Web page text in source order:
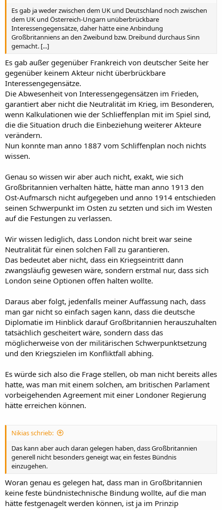
Es gab ja weder zwischen dem UK und Deutschland noch zwischen
dem UK und Österreich-Ungarn unüberbrückbare
Interessengegensätze, daher hätte eine Anbindung
Großbritanniens an den Zweibund bzw. Dreibund durchaus Sinn
gemacht. [...]
Es gab außer gegenüber Frankreich von deutscher Seite her
gegenüber keinem Akteur nicht überbrückbare
Interessengegensätze.
Die Abwesenheit von Interessengegensätzen im Frieden,
garantiert aber nicht die Neutralität im Krieg, im Besonderen,
wenn Kalkulationen wie der Schlieffenplan mit im Spiel sind,
die die Situation druch die Einbeziehung weiterer Akteure
verändern.
Nun konnte man anno 1887 vom Schliffenplan noch nichts
wissen.
Genau so wissen wir aber auch nicht, exakt, wie sich
Großbritannien verhalten hätte, hätte man anno 1913 den
Ost-Aufmarsch nicht aufgegeben und anno 1914 entschieden
seinen Schwerpunkt im Osten zu setzten und sich im Westen
auf die Festungen zu verlassen.
Wir wissen lediglich, dass London nicht breit war seine
Neutralität für einen solchen Fall zu garantieren.
Das bedeutet aber nicht, dass ein Kriegseintritt dann
zwangsläufig gewesen wäre, sondern erstmal nur, dass sich
London seine Optionen offen halten wollte.
Daraus aber folgt, jedenfalls meiner Auffassung nach, dass
man gar nicht so einfach sagen kann, dass die deutsche
Diplomatie im Hinblick darauf Großbritannien herauszuhalten
tatsächlich gescheitert wäre, sondern dass das
möglicherweise von der militärischen Schwerpunktsetzung
und den Kriegszielen im Konfliktfall abhing.
Es würde sich also die Frage stellen, ob man nicht bereits alles
hatte, was man mit einem solchen, am britischen Parlament
vorbeigehenden Agreement mit einer Londoner Regierung
hätte erreichen können.
Nikias schrieb:
Das kann aber auch daran gelegen haben, dass Großbritannien
generell nicht besonders geneigt war, ein festes Bündnis
einzugehen.
Woran genau es gelegen hat, dass man in Großbritannien
keine feste bündnistechnische Bindung wollte, auf die man
hätte festgenagelt werden können, ist ja im Prinzip